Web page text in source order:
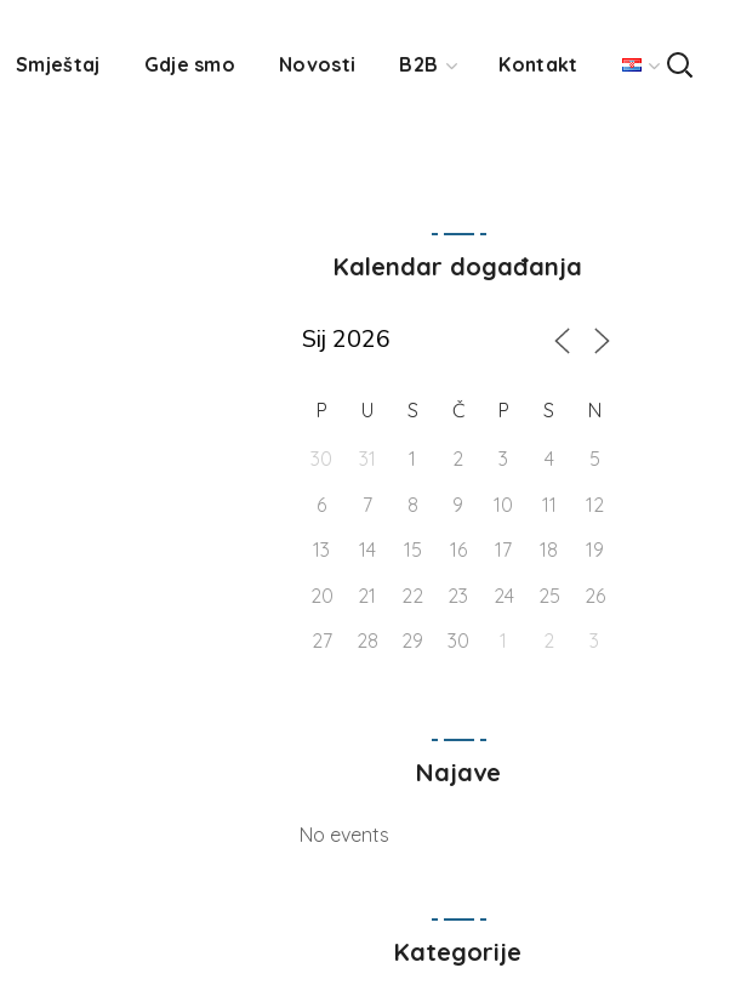
Smještaj Gdje smo Novosti B2B Kontakt
Kalendar događanja
P U S Č P S N
30 31 1 2 3 4
5
6
7 8 9 10 11
12
13
14 15 16 17 18
19
20
21 22 23 24 25
26
27
28 29 30 1 2 3
Najave
No events
Kategorije